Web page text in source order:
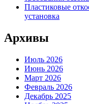
Пластиковые
установка
Архивы
Июль 2026
Июнь 2026
Март 2026
Февраль 2026
Декабрь 2025